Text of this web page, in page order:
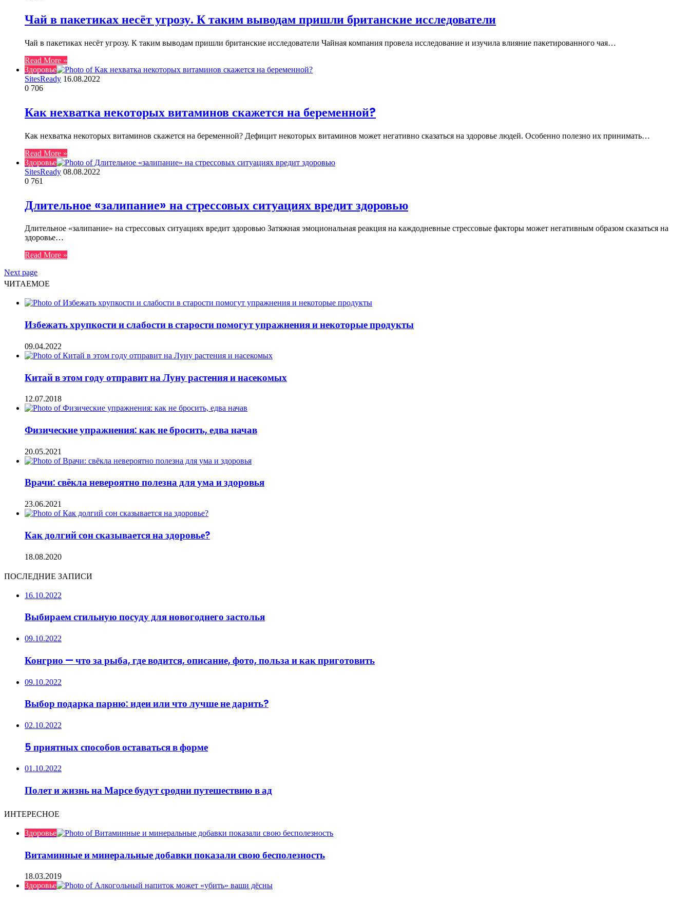
Чай в пакетиках несёт угрозу. К таким выводам пришли британские исследователи
Чай в пакетиках несёт угрозу. К таким выводам пришли британские исследователи Чайная компания провела исследование и изучила влияние пакетированного чая…
Read More »
Здоровье
SitesReady 16.08.2022
0 706
Как нехватка некоторых витаминов скажется на беременной?
Как нехватка некоторых витаминов скажется на беременной? Дефицит некоторых витаминов может негативно сказаться на здоровье людей. Особенно полезно их принимать…
Read More »
Здоровье
SitesReady 08.08.2022
0 761
Длительное «залипание» на стрессовых ситуациях вредит здоровью
Длительное «залипание» на стрессовых ситуациях вредит здоровью Затяжная эмоциональная реакция на каждодневные стрессовые факторы может негативным образом сказаться на
здоровье…
Read More »
Next page
ЧИТАЕМОЕ
Избежать хрупкости и слабости в старости помогут упражнения и некоторые продукты
09.04.2022
Китай в этом году отправит на Луну растения и насекомых
12.07.2018
Физические упражнения: как не бросить, едва начав
20.05.2021
Врачи: свёкла невероятно полезна для ума и здоровья
23.06.2021
Как долгий сон сказывается на здоровье?
18.08.2020
ПОСЛЕДНИЕ ЗАПИСИ
16.10.2022
Выбираем стильную посуду для новогоднего застолья
09.10.2022
Конгрио — что за рыба, где водится, описание, фото, польза и как приготовить
09.10.2022
Выбор подарка парню: идеи или что лучше не дарить?
02.10.2022
5 приятных способов оставаться в форме
01.10.2022
Полет и жизнь на Марсе будут сродни путешествию в ад
ИНТЕРЕСНОЕ
Здоровье
Витаминные и минеральные добавки показали свою бесполезность
18.03.2019
Здоровье